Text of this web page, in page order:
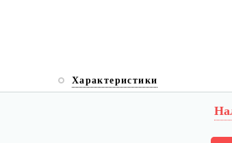
Характеристики
в…